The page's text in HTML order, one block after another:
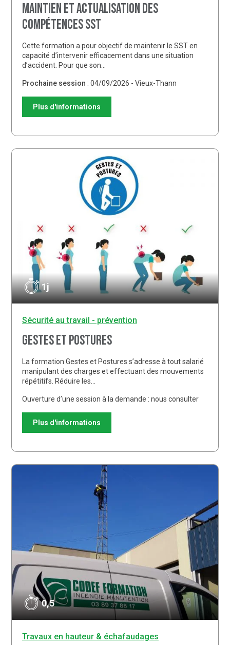
Maintien et actualisation des
compétences SST
Cette formation a pour objectif de maintenir le SST en
capacité d’intervenir efficacement dans une situation
d’accident. Pour que son…
Prochaine session : 04/09/2026 - Vieux-Thann
Plus d'informations
1j
Sécurité au travail - prévention
Gestes et postures
La formation Gestes et Postures s’adresse à tout salarié
manipulant des charges et effectuant des mouvements
répétitifs. Réduire les…
Ouverture d’une session à la demande : nous consulter
Plus d'informations
0,5
Travaux en hauteur & échafaudages